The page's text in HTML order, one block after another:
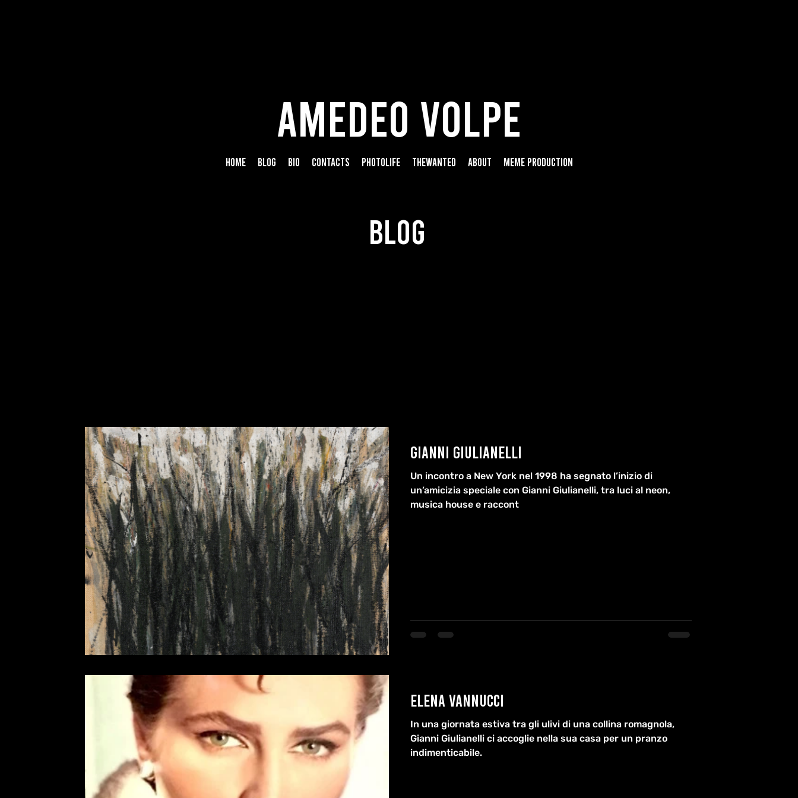
AMEDEO VOLPE
HOME BLOG BIO CONTACTS PHOTOLIFE THEWANTED ABOUT MEME PRODUCTION
BLOG
Gianni Giulianelli
Un incontro a New York nel 1998 ha segnato l’inizio di
un’amicizia speciale con Gianni Giulianelli, tra luci al neon,
musica house e raccont
Elena Vannucci
In una giornata estiva tra gli ulivi di una collina romagnola,
Gianni Giulianelli ci accoglie nella sua casa per un pranzo
indimenticabile.